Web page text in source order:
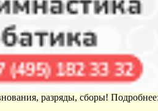
разряды, сборы!